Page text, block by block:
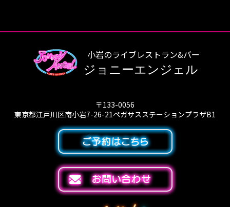
小岩のライブレストラン&バー
ジョニーエンジェル
〒133-0056
東京都江戸川区南小岩7-26-21ペガサスステーションプラザB1